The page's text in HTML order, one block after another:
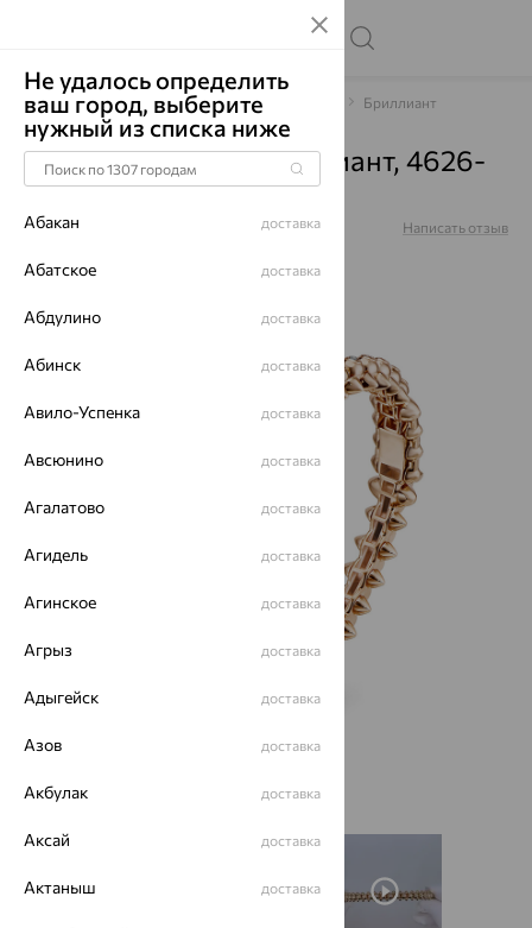
Главная Каталог Браслеты декоративные Бриллиант
Браслет, золото, бриллиант, 4626-
410
Артикул: Написать отзыв
Не удалось определить
ваш город, выберите
нужный из списка ниже
Абакан доставка
Абатское доставка
Абдулино доставка
Абинск доставка
Авило-Успенка доставка
Авсюнино доставка
Агалатово доставка
Агидель доставка
Агинское доставка
Агрыз доставка
Адыгейск доставка
Азов доставка
Акбулак доставка
Аксай доставка
Актаныш доставка